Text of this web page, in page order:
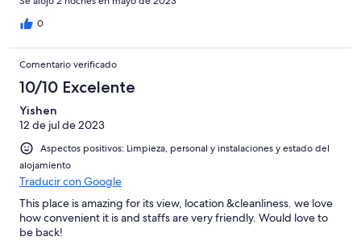
0
Comentario verificado
10/10 Excelente
Yishen
12 de jul de 2023
Aspectos positivos: Limpieza, personal y instalaciones y estado del
alojamiento
Traducir con Google
This place is amazing for its view, location &cleanliness. we love
how convenient it is and staffs are very friendly. Would love to
be back!